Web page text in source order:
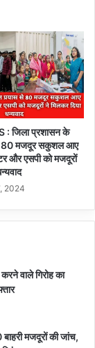
: जिला प्रशासन के
80 मजदूर सकुशल आए
और एसपी को मजदूरों
2024
वाले गिरोह का
मजदूरों की जांच,